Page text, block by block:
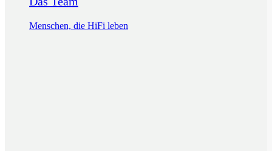
Menschen, die HiFi leben